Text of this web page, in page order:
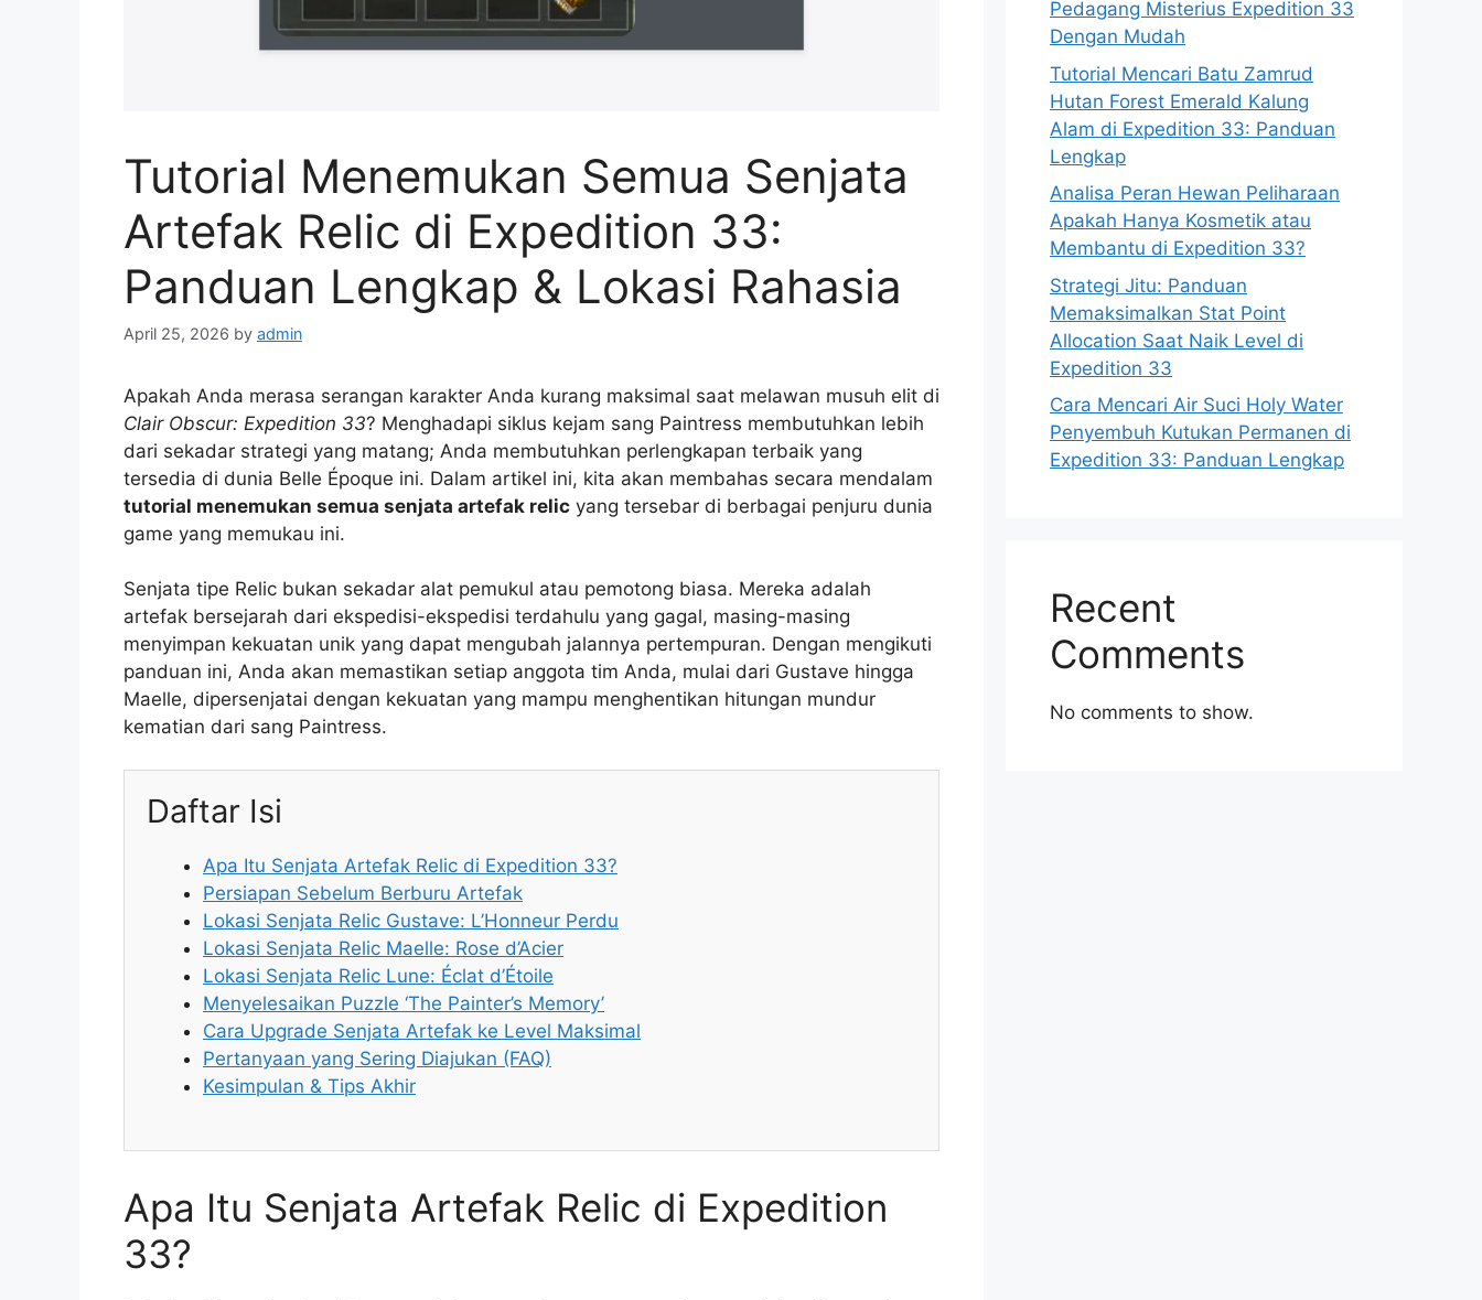
Tutorial Menemukan Semua Senjata
Artefak Relic di Expedition 33:
Panduan Lengkap & Lokasi Rahasia
April 25, 2026 by admin
Apakah Anda merasa serangan karakter Anda kurang maksimal saat melawan musuh elit di
Clair Obscur: Expedition 33? Menghadapi siklus kejam sang Paintress membutuhkan lebih
dari sekadar strategi yang matang; Anda membutuhkan perlengkapan terbaik yang
tersedia di dunia Belle Époque ini. Dalam artikel ini, kita akan membahas secara mendalam
tutorial menemukan semua senjata artefak relic yang tersebar di berbagai penjuru dunia
game yang memukau ini.
Senjata tipe Relic bukan sekadar alat pemukul atau pemotong biasa. Mereka adalah
artefak bersejarah dari ekspedisi-ekspedisi terdahulu yang gagal, masing-masing
menyimpan kekuatan unik yang dapat mengubah jalannya pertempuran. Dengan mengikuti
panduan ini, Anda akan memastikan setiap anggota tim Anda, mulai dari Gustave hingga
Maelle, dipersenjatai dengan kekuatan yang mampu menghentikan hitungan mundur
kematian dari sang Paintress.
Daftar Isi
Apa Itu Senjata Artefak Relic di Expedition 33?
Persiapan Sebelum Berburu Artefak
Lokasi Senjata Relic Gustave: L’Honneur Perdu
Lokasi Senjata Relic Maelle: Rose d’Acier
Lokasi Senjata Relic Lune: Éclat d’Étoile
Menyelesaikan Puzzle ‘The Painter’s Memory’
Cara Upgrade Senjata Artefak ke Level Maksimal
Pertanyaan yang Sering Diajukan (FAQ)
Kesimpulan & Tips Akhir
Apa Itu Senjata Artefak Relic di Expedition
33?
Pedagang Misterius Expedition 33
Dengan Mudah
Tutorial Mencari Batu Zamrud
Hutan Forest Emerald Kalung
Alam di Expedition 33: Panduan
Lengkap
Analisa Peran Hewan Peliharaan
Apakah Hanya Kosmetik atau
Membantu di Expedition 33?
Strategi Jitu: Panduan
Memaksimalkan Stat Point
Allocation Saat Naik Level di
Expedition 33
Cara Mencari Air Suci Holy Water
Penyembuh Kutukan Permanen di
Expedition 33: Panduan Lengkap
Recent
Comments
No comments to show.